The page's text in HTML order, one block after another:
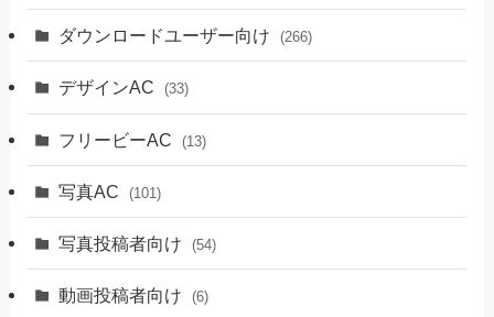
ダウンロードユーザー向け (266)
デザインAC (33)
フリービーAC (13)
写真AC (101)
写真投稿者向け (54)
動画投稿者向け (6)